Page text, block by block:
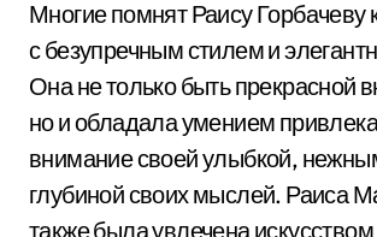
Многие помнят Раису Горбачеву
с безупречным стилем и
Она не только быть прекрасной
но и обладала умением
внимание своей улыбкой,
глубиной своих мыслей. Раиса
также была увлечена искусством